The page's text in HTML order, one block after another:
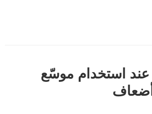
عند استخدام موسّع